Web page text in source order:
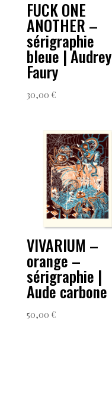
FUCK ONE
ANOTHER –
sérigraphie
bleue | Audrey
Faury
30,00 €
VIVARIUM –
orange –
sérigraphie |
Aude carbone
50,00 €